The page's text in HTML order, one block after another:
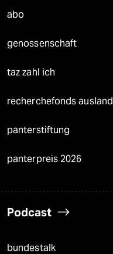
abo
genossenschaft
taz zahl ich
recherchefonds ausland
panterstiftung
panterpreis 2026
Podcast
bundestalk